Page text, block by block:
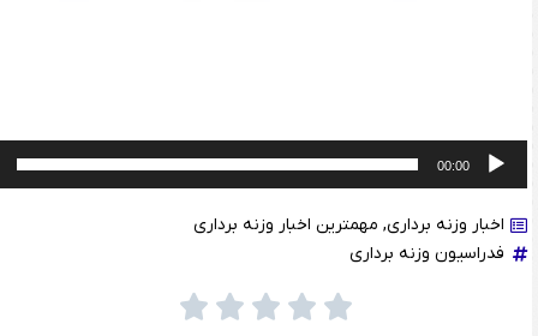
00:00
اخبار وزنه برداری, مهمترین اخبار وزنه برداری
فدراسیون وزنه برداری